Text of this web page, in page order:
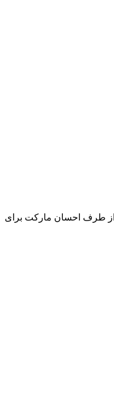
از طرف احسان مارکت برای